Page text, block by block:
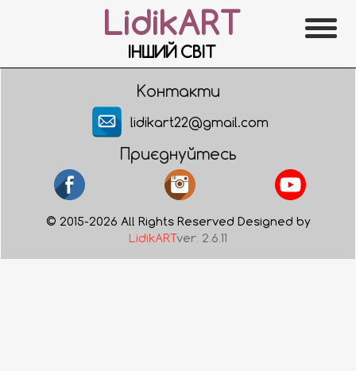
LidikART
ІНШИЙ СВІТ
Контакти
lidikart22@gmail.com
Приєднуйтесь
© 2015-2026 All Rights Reserved Designed by
LidikARTver. 2.6.11